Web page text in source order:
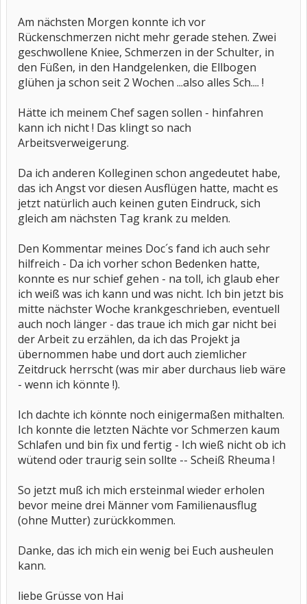
Am nächsten Morgen konnte ich vor
Rückenschmerzen nicht mehr gerade stehen. Zwei
geschwollene Kniee, Schmerzen in der Schulter, in
den Füßen, in den Handgelenken, die Ellbogen
glühen ja schon seit 2 Wochen ...also alles Sch.... !
Hätte ich meinem Chef sagen sollen - hinfahren
kann ich nicht ! Das klingt so nach
Arbeitsverweigerung.
Da ich anderen Kolleginen schon angedeutet habe,
das ich Angst vor diesen Ausflügen hatte, macht es
jetzt natürlich auch keinen guten Eindruck, sich
gleich am nächsten Tag krank zu melden.
Den Kommentar meines Doc´s fand ich auch sehr
hilfreich - Da ich vorher schon Bedenken hatte,
konnte es nur schief gehen - na toll, ich glaub eher
ich weiß was ich kann und was nicht. Ich bin jetzt bis
mitte nächster Woche krankgeschrieben, eventuell
auch noch länger - das traue ich mich gar nicht bei
der Arbeit zu erzählen, da ich das Projekt ja
übernommen habe und dort auch ziemlicher
Zeitdruck herrscht (was mir aber durchaus lieb wäre
- wenn ich könnte !).
Ich dachte ich könnte noch einigermaßen mithalten.
Ich konnte die letzten Nächte vor Schmerzen kaum
Schlafen und bin fix und fertig - Ich wieß nicht ob ich
wütend oder traurig sein sollte -- Scheiß Rheuma !
So jetzt muß ich mich ersteinmal wieder erholen
bevor meine drei Männer vom Familienausflug
(ohne Mutter) zurückkommen.
Danke, das ich mich ein wenig bei Euch ausheulen
kann.
liebe Grüsse von Hai